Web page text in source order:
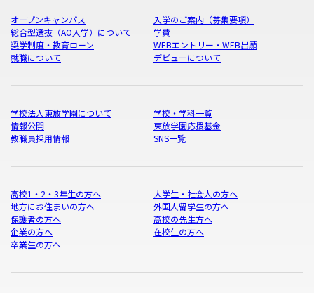
オープンキャンパス
入学のご案内（募集要項）
総合型選抜（AO入学）について
学費
奨学制度・教育ローン
WEBエントリー・WEB出願
就職について
デビューについて
学校法人東放学園について
学校・学科一覧
情報公開
東放学園応援基金
教職員採用情報
SNS一覧
高校1・2・3年生の方へ
大学生・社会人の方へ
地方にお住まいの方へ
外国人留学生の方へ
保護者の方へ
高校の先生方へ
企業の方へ
在校生の方へ
卒業生の方へ